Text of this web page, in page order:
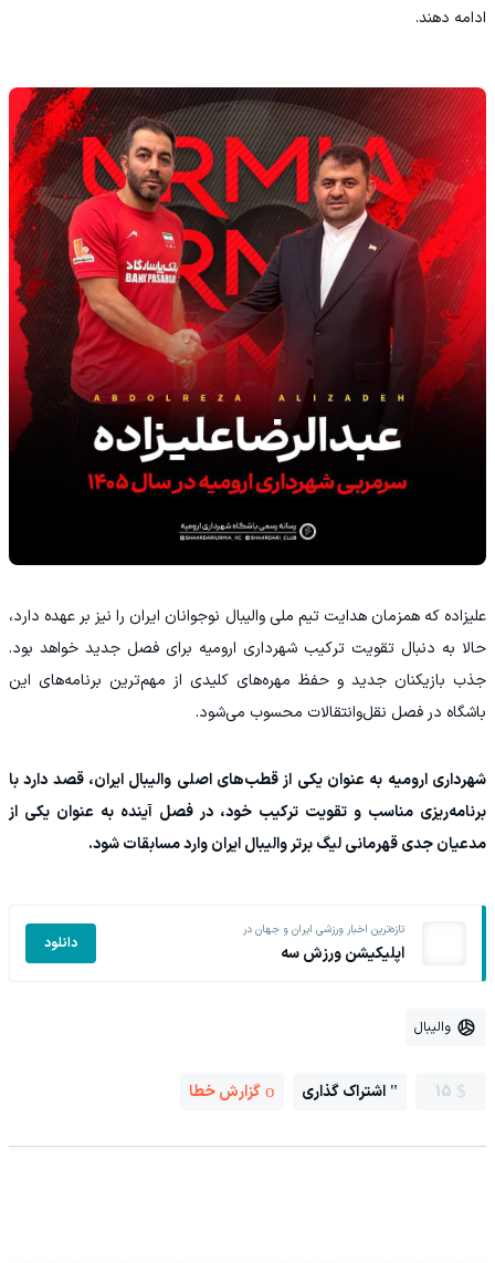
ادامه دهند.
علیزاده که همزمان هدایت تیم ملی والیبال نوجوانان ایران را نیز بر عهده دارد،
حالا به دنبال تقویت ترکیب شهرداری ارومیه برای فصل جدید خواهد بود.
جذب بازیکنان جدید و حفظ مهره‌های کلیدی از مهم‌ترین برنامه‌های این
باشگاه در فصل نقل‌وانتقالات محسوب می‌شود.
شهرداری ارومیه به عنوان یکی از قطب‌های اصلی والیبال ایران، قصد دارد با
برنامه‌ریزی مناسب و تقویت ترکیب خود، در فصل آینده به عنوان یکی از
مدعیان جدی قهرمانی لیگ برتر والیبال ایران وارد مسابقات شود.
تازه‌ترین اخبار ورزشی ایران و جهان در
اپلیکیشن ورزش سه دانلود
والیبال
15 اشتراک گذاری گزارش خطا